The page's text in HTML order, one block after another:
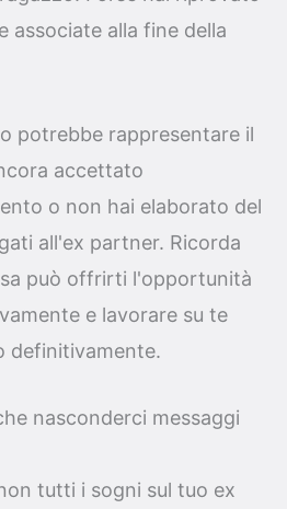
associate alla fine della
potrebbe rappresentare il
accettato
o non hai elaborato del
all'ex partner. Ricorda
può offrirti l'opportunità
e lavorare su te
definitivamente.
nasconderci messaggi
tutti i sogni sul tuo ex